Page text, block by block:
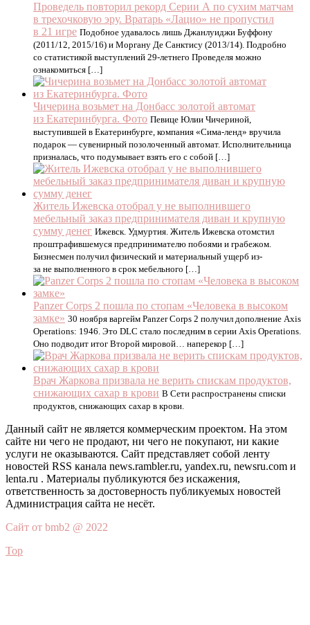
Проведель повторил рекорд Серии А по сухим матчам
в трехочковую эру. Вратарь «Лацио» не пропустил
в 21 игре Подобное удавалось лишь Джанлуиджи Буффону
(2011/12, 2015/16) и Моргану Де Санктису (2013/14). Подробно
со статистикой выступлений 29-летнего Проведеля можно
ознакомиться […]
Чичерина возьмет на Донбасс золотой автомат
из Екатеринбурга. Фото Певице Юлии Чичериной,
выступившей в Екатеринбурге, компания «Сима-ленд» вручила
подарок — сувенирный позолоченный автомат. Исполнительница
призналась, что подумывает взять его с собой […]
Житель Ижевска отобрал у не выполнившего
мебельный заказ предпринимателя диван и крупную
сумму денег Ижевск. Удмуртия. Житель Ижевска отомстил
проштрафившемуся предпринимателю побоями и грабежом.
Бизнесмен получил физический и материальный ущерб из-
за не выполненного в срок мебельного […]
Panzer Corps 2 пошла по стопам «Человека в высоком
замке» 30 ноября варгейм Panzer Corps 2 получил дополнение Axis
Operations: 1946. Это DLC стало последним в серии Axis Operations.
Оно подводит итог Второй мировой… наперекор […]
Врач Жаркова призвала не верить спискам продуктов,
снижающих сахар в крови В Сети распространены списки
продуктов, снижающих сахар в крови.
Данный сайт не является коммерческим проектом. На этом
сайте ни чего не продают, ни чего не покупают, ни какие
услуги не оказываются. Сайт представляет собой ленту
новостей RSS канала news.rambler.ru, yandex.ru, newsru.com и
lenta.ru . Материалы публикуются без искажения,
ответственность за достоверность публикуемых новостей
Администрация сайта не несёт.
Сайт от bmb2 @ 2022
Top